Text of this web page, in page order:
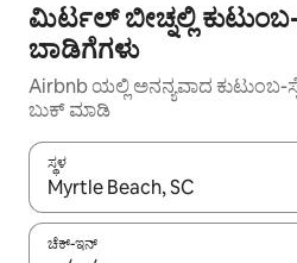
ಮಿರ್ಟಲ್ ಬೀಚ್ನಲ್ಲಿ
ಬಾಡಿಗೆಗಳು
Airbnb ಯಲ್ಲಿ ಅನನ್ಯವಾದ ಕುಟುಂಬ-
ಬುಕ್ ಮಾಡಿ
ಸ್ಥಳ
ಫಲಿತಾಂಶಗಳು ಲಭ್ಯವಿರುವಾಗ, ಅಪ್
ಚೆಕ್-ಇನ್